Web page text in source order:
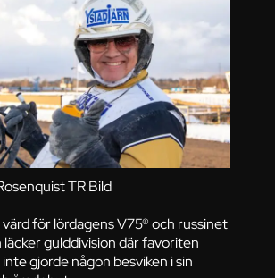
TR Bild
för lördagens V75® och russinet
läcker gulddivision där favoriten
inte gjorde någon besviken i sin